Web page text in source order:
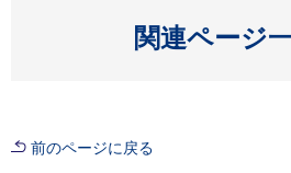
関連ページ
開
前のページに戻る